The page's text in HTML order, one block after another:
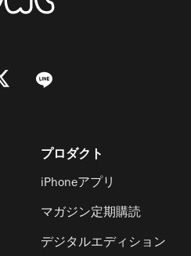
プロダクト
iPhoneアプリ
マガジン定期購読
デジタルエディション